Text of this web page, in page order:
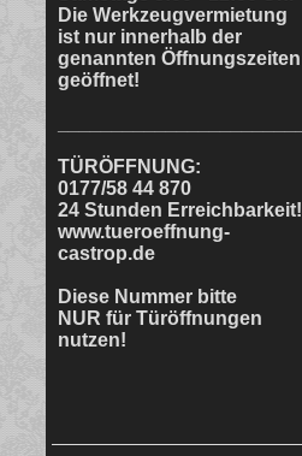
Die Werkzeugvermietung
ist nur innerhalb der
genannten Öffnungszeiten
geöffnet!
TÜRÖFFNUNG:
0177/58 44 870
24 Stunden Erreichbarkeit!
www.tueroeffnung-
castrop.de
Diese Nummer bitte
NUR für Türöffnungen
nutzen!